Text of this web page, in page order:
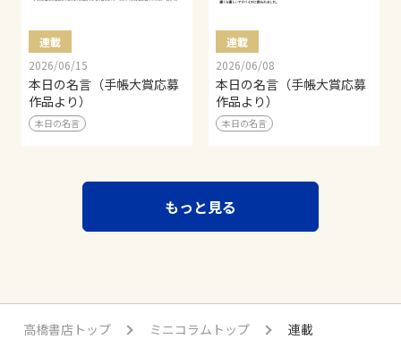
連載
2026/06/15
本日の名言（手帳大賞応募
作品より）
本日の名言
連載
2026/06/08
本日の名言（手帳大賞応募
作品より）
本日の名言
もっと見る
高橋書店トップ ミニコラムトップ 連載